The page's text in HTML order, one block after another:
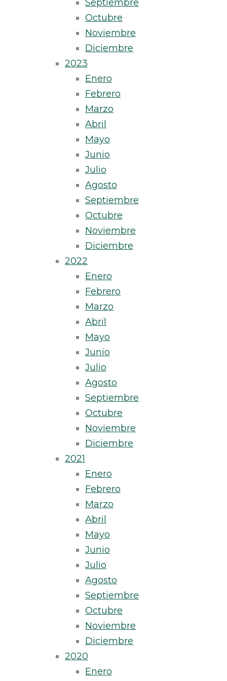
Septiembre
Octubre
Noviembre
Diciembre
2023
Enero
Febrero
Marzo
Abril
Mayo
Junio
Julio
Agosto
Septiembre
Octubre
Noviembre
Diciembre
2022
Enero
Febrero
Marzo
Abril
Mayo
Junio
Julio
Agosto
Septiembre
Octubre
Noviembre
Diciembre
2021
Enero
Febrero
Marzo
Abril
Mayo
Junio
Julio
Agosto
Septiembre
Octubre
Noviembre
Diciembre
2020
Enero